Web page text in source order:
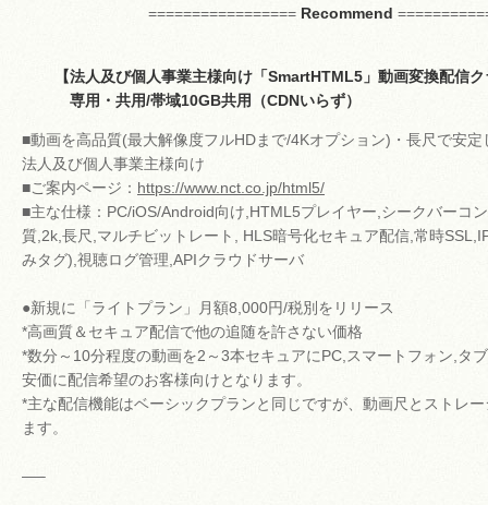
=================Recommend
【法人及び個人事業主様向け「SmartHTML5」動画変換配信
専用・共用/帯域10GB共用（CDNいらず）
■動画を高品質(最大解像度フルHDまで/4Kオプション)・長尺で安
法人及び個人事業主様向け
■ご案内ページ： https://www.nct.co.jp/html5/
■主な仕様：PC/iOS/Android向け,HTML5プレイヤー,シークバーコ
質,2k,長尺,マルチビットレート, HLS暗号化セキュア配信,常時
みタグ),視聴ログ管理,APIクラウドサーバ
●新規に「ライトプラン」月額8,000円/税別をリリース
*高画質＆セキュア配信で他の追随を許さない価格
*数分～10分程度の動画を2～3本セキュアにPC,スマートフォン,タ
安価に配信希望のお客様向けとなります。
*主な配信機能はベーシックプランと同じですが、動画尺とストレ
ます。
—–